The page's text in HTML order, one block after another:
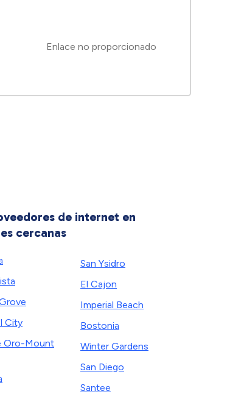
Enlace no proporcionado
de internet en
cercanas
City
Oro-Mount
San Ysidro
El Cajon
Imperial Beach
Bostonia
Winter Gardens
San Diego
Santee